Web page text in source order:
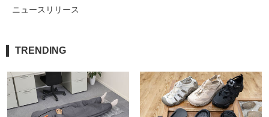
ニュースリリース
TRENDING